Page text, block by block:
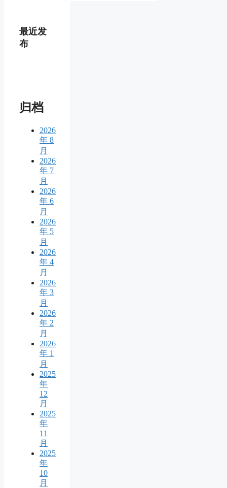
最近发
布
归档
2026
年 8
月
2026
年 7
月
2026
年 6
月
2026
年 5
月
2026
年 4
月
2026
年 3
月
2026
年 2
月
2026
年 1
月
2025
年
12
月
2025
年
11
月
2025
年
10
月